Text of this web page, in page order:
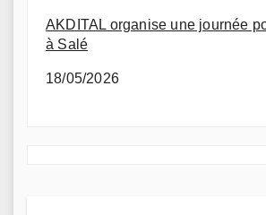
AKDITAL organise une journée
à Salé
18/05/2026